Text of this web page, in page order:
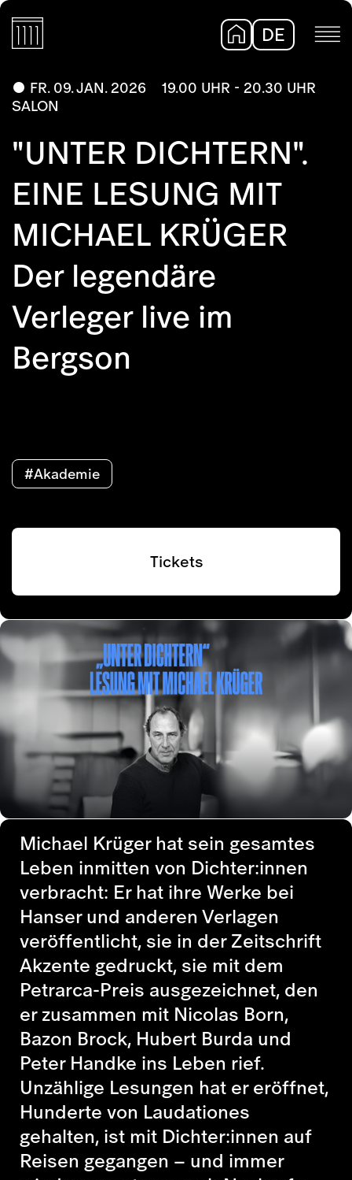
DE
FR. 09. JAN. 2026
19.00 UHR - 20.30 UHR
SALON
"UNTER DICHTERN".
EINE LESUNG MIT
MICHAEL KRÜGER
Der legendäre
Verleger live im
Bergson
#Akademie
Tickets
Michael Krüger hat sein gesamtes
Leben inmitten von Dichter:innen
verbracht: Er hat ihre Werke bei
Hanser und anderen Verlagen
veröffentlicht, sie in der Zeitschrift
Akzente gedruckt, sie mit dem
Petrarca-Preis ausgezeichnet, den
er zusammen mit Nicolas Born,
Bazon Brock, Hubert Burda und
Peter Handke ins Leben rief.
Unzählige Lesungen hat er eröffnet,
Hunderte von Laudationes
gehalten, ist mit Dichter:innen auf
Reisen gegangen – und immer